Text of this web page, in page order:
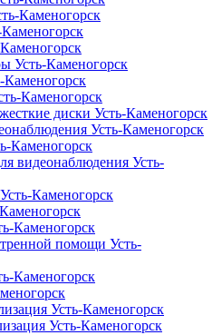
Каменогорск
Усть-Каменогорск
Каменогорск
диски Усть-Каменогорск
Усть-Каменогорск
Каменогорск
видеонаблюдения Усть-
Каменогорск
Каменогорск
помощи Усть-
Каменогорск
Усть-Каменогорск
Усть-Каменогорск